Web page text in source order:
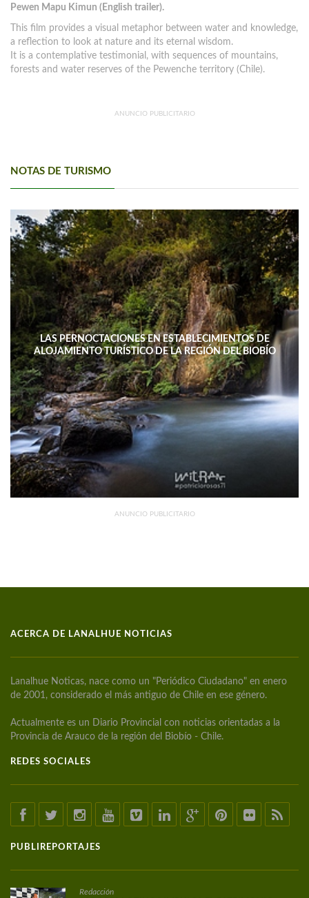
Pewen Mapu Kimun (English trailer).
This film provides a visual metaphor between water and knowledge,
a reflection to look at nature and its eternal wisdom.
It is a contemplative testimonial, with sequences of mountains,
forests and water reserves of the Pewenche territory (Chile).
ANUNCIO PUBLICITARIO
NOTAS DE TURISMO
LAS PERNOCTACIONES EN ESTABLECIMIENTOS DE
ALOJAMIENTO TURÍSTICO DE LA REGIÓN DEL BIOBÍO
DISMINUYERON 15,4% INTERANUAL
GOLPE AL COMERCIO Y AL TURISMO
ANUNCIO PUBLICITARIO
ACERCA DE LANALHUE NOTICIAS
Lanalhue Noticas, nace como un "Periódico Ciudadano" en enero
de 2001, considerado el más antiguo de Chile en ese género.
Actualmente es un Diario Provincial con noticias orientadas a la
Provincia de Arauco de la región del Biobío - Chile.
REDES SOCIALES
PUBLIREPORTAJES
Redacción